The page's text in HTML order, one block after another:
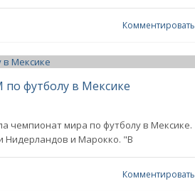
Комментировать
футболу в Мексике
чемпионат мира по футболу в Мексике.
Нидерландов и Марокко. "В
Комментировать